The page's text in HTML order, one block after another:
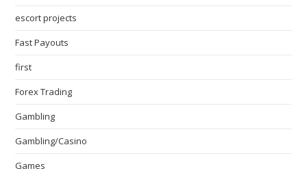
escort projects
Fast Payouts
first
Forex Trading
Gambling
Gambling/Casino
Games